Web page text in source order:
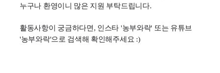
누구나 환영이니 많은 지원 부탁드립니다.
활동사항이 궁금하다면, 인스타 '농부와락' 또는 유튜브
'농부와락'으로 검색해 확인해주세요 :)